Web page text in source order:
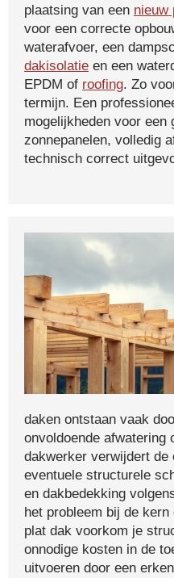
plaatsing van een nieuw
voor een correcte
waterafvoer, een
dakisolatie en een
EPDM of roofing. Zo
termijn. Een
mogelijkheden voor een
zonnepanelen, volledig
technisch correct
daken ontstaan vaak
onvoldoende afwatering
dakwerker verwijdert de
eventuele structurele
en dakbedekking
het probleem bij de
plat dak voorkom je
onnodige kosten in de
uitvoeren door een